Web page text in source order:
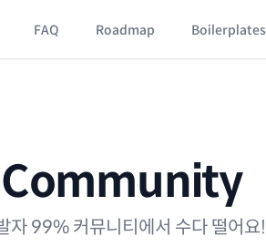
FAQ Roadmap Boilerplates
Community
자 99% 커뮤니티에서 수다 떨어요!